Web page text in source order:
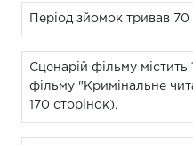
Період зйомок тривав 70
Сценарій фільму містить
фільму "Кримінальне
170 сторінок).